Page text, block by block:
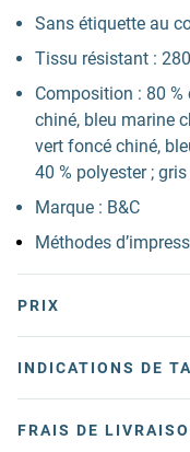
Sans étiquette au
Tissu résistant :
Composition : 80
chiné, bleu marine
vert foncé chiné,
40 % polyester ;
Marque : B&C
Méthodes
PRIX
INDICATIONS DE
FRAIS DE